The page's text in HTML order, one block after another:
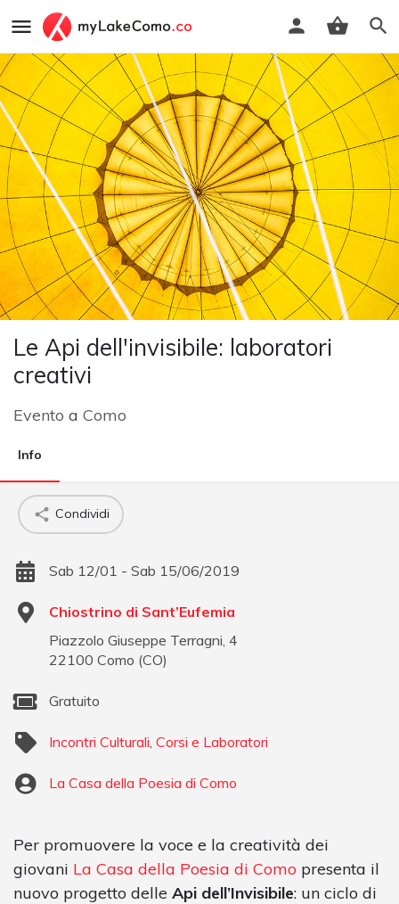
Le Api dell'invisibile: laboratori
creativi
Evento a Como
Info
Condividi
Sab 12/01 - Sab 15/06/2019
Chiostrino di Sant’Eufemia
Piazzolo Giuseppe Terragni, 4
22100 Como (CO)
Gratuito
Incontri Culturali Corsi e Laboratori
La Casa della Poesia di Como
Per promuovere la voce e la creatività dei
giovani La Casa della Poesia di Como presenta il
nuovo progetto delle Api dell’Invisibile: un ciclo di